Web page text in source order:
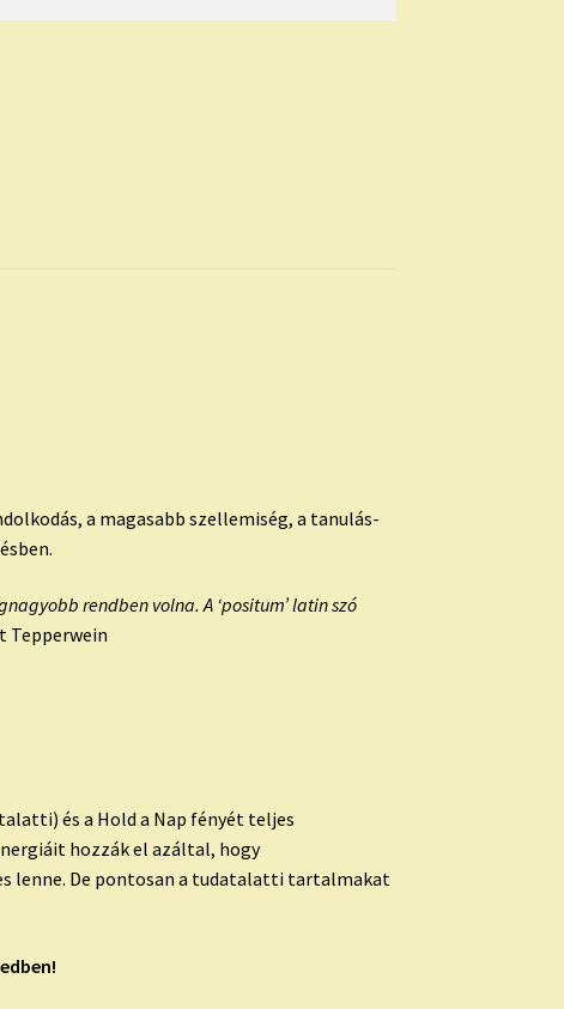
a magasabb szellemiség, a tanulás-
rendben volna. A ‘positum’ latin szó
Tepperwein
és a Hold a Nap fényét teljes
hozzák el azáltal, hogy
lenne. De pontosan a tudatalatti tartalmakat